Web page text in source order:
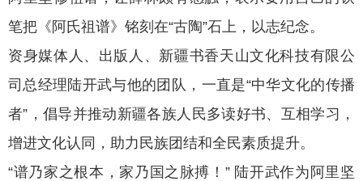
笔把《阿氏祖谱》铭刻在“古陶”石上，以志纪念。
资身媒体人、出版人、新疆书香天山文化科技有限公
司总经理陆开武与他的团队，一直是“中华文化的传播
者”，倡导并推动新疆各族人民多读好书、互相学习，
增进文化认同，助力民族团结和全民素质提升。
“谱乃家之根本，家乃国之脉搏！” 陆开武作为阿里坚